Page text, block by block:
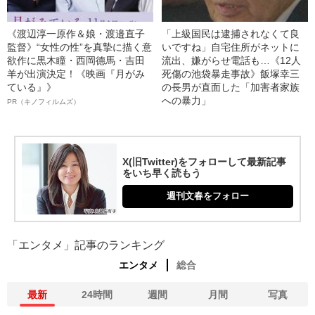
《渡辺淳一原作＆娘・渡邉直子
監督》“女性の性”を真摯に描く意
欲作に黒木瞳・西岡德馬・吉田
羊が出演決定！《映画『月がみ
ている』》
PR（キノフィルムズ）
「上級国民は逮捕されなくて良
いですね」自宅住所がネットに
流出、嫌がらせ電話も…《12人
死傷の池袋暴走事故》飯塚幸三
の長男が直面した「加害者家族
への暴力」
X(旧Twitter)をフォローして最新記事
をいち早く読もう
週刊文春をフォロー
「エンタメ」記事のランキング
エンタメ 総合
最新 24時間 週間 月間 写真